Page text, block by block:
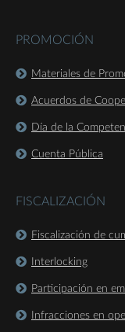
PROMOCIÓN
Materiales de
Acuerdos de
Día de la
Cuenta Pública
FISCALIZACIÓN
Fiscalización de
Interlocking
Participación en
Infracciones en